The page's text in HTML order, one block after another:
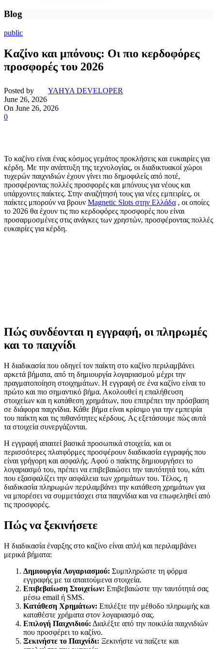
Blog
public
Καζίνο και μπόνους: Οι πιο κερδοφόρες
προσφορές του 2026
Posted by
YAHYA DEVELOPER
June 26, 2026
On June 26, 2026
0
Το καζίνο είναι ένας κόσμος γεμάτος προκλήσεις και ευκαιρίες για
κέρδη. Με την ανάπτυξη της τεχνολογίας, οι διαδικτυακοί χώροι
τυχερών παιχνιδιών έχουν γίνει πιο δημοφιλείς από ποτέ,
προσφέροντας πολλές προσφορές και μπόνους για νέους και
υπάρχοντες παίκτες. Στην αναζήτησή τους για νέες εμπειρίες, οι
παίκτες μπορούν να βρουν Magnetic Slots στην Ελλάδα , οι οποίες
το 2026 θα έχουν τις πιο κερδοφόρες προσφορές που είναι
προσαρμοσμένες στις ανάγκες των χρηστών, προσφέροντας πολλές
ευκαιρίες για κέρδη.
Πώς συνδέονται η εγγραφή, οι πληρωμές
και το παιχνίδι
Η διαδικασία που οδηγεί τον παίκτη στο καζίνο περιλαμβάνει
αρκετά βήματα, από τη δημιουργία λογαριασμού μέχρι την
πραγματοποίηση στοιχημάτων. Η εγγραφή σε ένα καζίνο είναι το
πρώτο και πιο σημαντικό βήμα. Ακολουθεί η επαλήθευση
στοιχείων και η κατάθεση χρημάτων, που επιτρέπει την πρόσβαση
σε διάφορα παιχνίδια. Κάθε βήμα είναι κρίσιμο για την εμπειρία
του παίκτη και τις πιθανότητες κέρδους. Ας εξετάσουμε πώς αυτά
τα στοιχεία συνεργάζονται.
Η εγγραφή απαιτεί βασικά προσωπικά στοιχεία, και οι
περισσότερες πλατφόρμες προσφέρουν διαδικασία εγγραφής που
είναι γρήγορη και ασφαλής. Αφού ο παίκτης δημιουργήσει το
λογαριασμό του, πρέπει να επιβεβαιώσει την ταυτότητά του, κάτι
που εξασφαλίζει την ασφάλεια των χρημάτων του. Τέλος, η
διαδικασία πληρωμών περιλαμβάνει την κατάθεση χρημάτων για
να μπορέσει να συμμετάσχει στα παιχνίδια και να επωφεληθεί από
τις προσφορές.
Πώς να ξεκινήσετε
Η διαδικασία έναρξης στο καζίνο είναι απλή και περιλαμβάνει
μερικά βήματα:
Δημιουργία Λογαριασμού: Συμπληρώστε τη φόρμα
εγγραφής με τα απαιτούμενα στοιχεία.
Επιβεβαίωση Στοιχείων: Επιβεβαιώστε την ταυτότητά σας
μέσω email ή SMS.
Κατάθεση Χρημάτων: Επιλέξτε την μέθοδο πληρωμής και
καταθέστε χρήματα στον λογαριασμό σας.
Επιλογή Παιχνιδιού: Διαλέξτε από την ποικιλία παιχνιδιών
που προσφέρει το καζίνο.
Ξεκινήστε το Παιχνίδι: Ξεκινήστε να παίζετε και